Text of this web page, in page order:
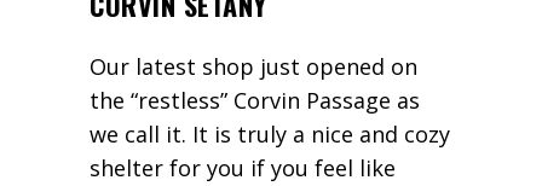
Our latest shop just opened on
the “restless” Corvin Passage as
we call it. It is truly a nice and cozy
shelter for you if you feel like